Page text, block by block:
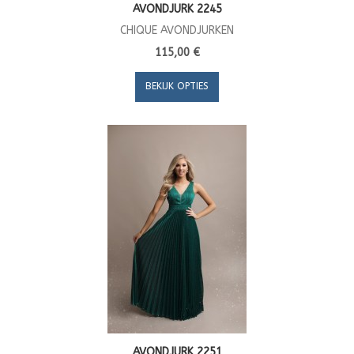
AVONDJURK 2245
CHIQUE AVONDJURKEN
115,00 €
BEKIJK OPTIES